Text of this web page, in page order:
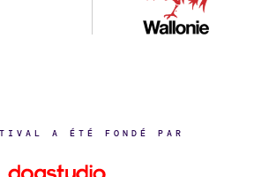
A ÉTÉ FONDÉ PAR